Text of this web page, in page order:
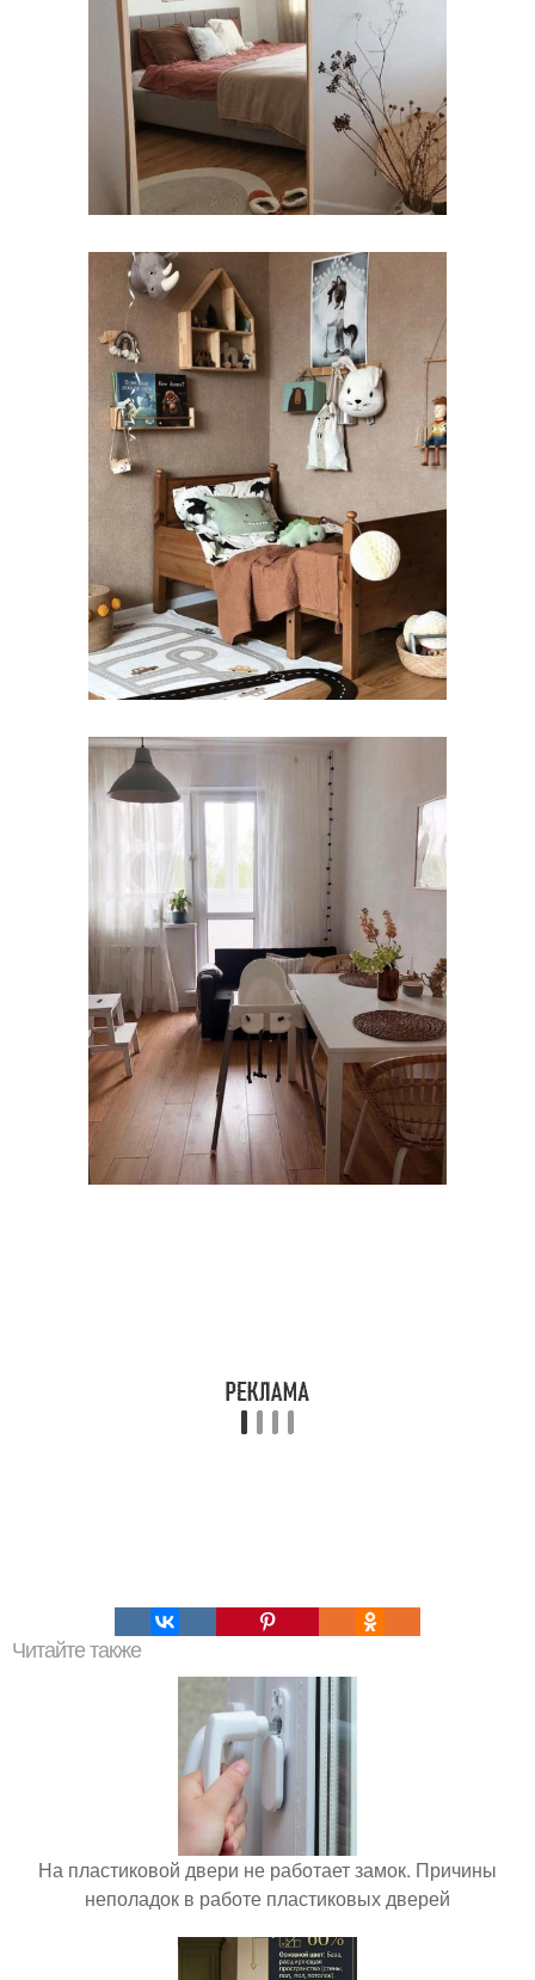
Читайте также
На пластиковой двери не работает замок. Причины
неполадок в работе пластиковых дверей